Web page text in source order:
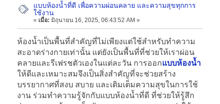
แบบห้องน้ำที่ดี เพื่อความผ่อนคลาย และความสุขทุกการ
ใช้งาน
« เมื่อ: มิถุนายน 16, 2025, 06:43:52 AM »
ห้องน้ำเป็นพื้นที่สำคัญที่ไม่เพียงแต่ใช้สำหรับทำความ
สะอาดร่างกายเท่านั้น แต่ยังเป็นพื้นที่ที่ช่วยให้เราผ่อน
คลายและรีเฟรชตัวเองในแต่ละวัน การออกแบบห้องน้ำ
ให้ดีและเหมาะสมจึงเป็นสิ่งสำคัญที่จะช่วยสร้าง
บรรยากาศที่สงบ สบาย และเติมเต็มความสุขในการใช้
งาน ร่วมทำความรู้จักกับแบบห้องน้ำที่ดี ที่ช่วยให้รู้สึก